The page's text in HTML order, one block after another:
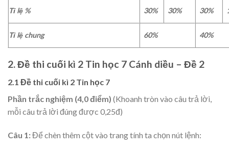
Tỉ lệ % 30% 30% 30%
Tỉ lệ chung 60% 40%
2. Đề thi cuối kì 2 Tin học 7 Cánh diều – Đề 2
2.1 Đề thi cuối kì 2 Tin học 7
Phần trắc nghiệm (4,0 điểm) (Khoanh tròn vào câu trả lời,
mỗi câu trả lời đúng được 0,25đ)
Câu 1:Để chèn thêm cột vào trang tính ta chọn nút lệnh: